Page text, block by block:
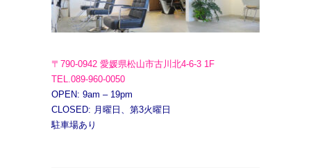
〒790-0942 愛媛県松山市古川北4-6-3 1F
TEL.089-960-0050
OPEN: 9am – 19pm
CLOSED: 月曜日、第3火曜日
駐車場あり